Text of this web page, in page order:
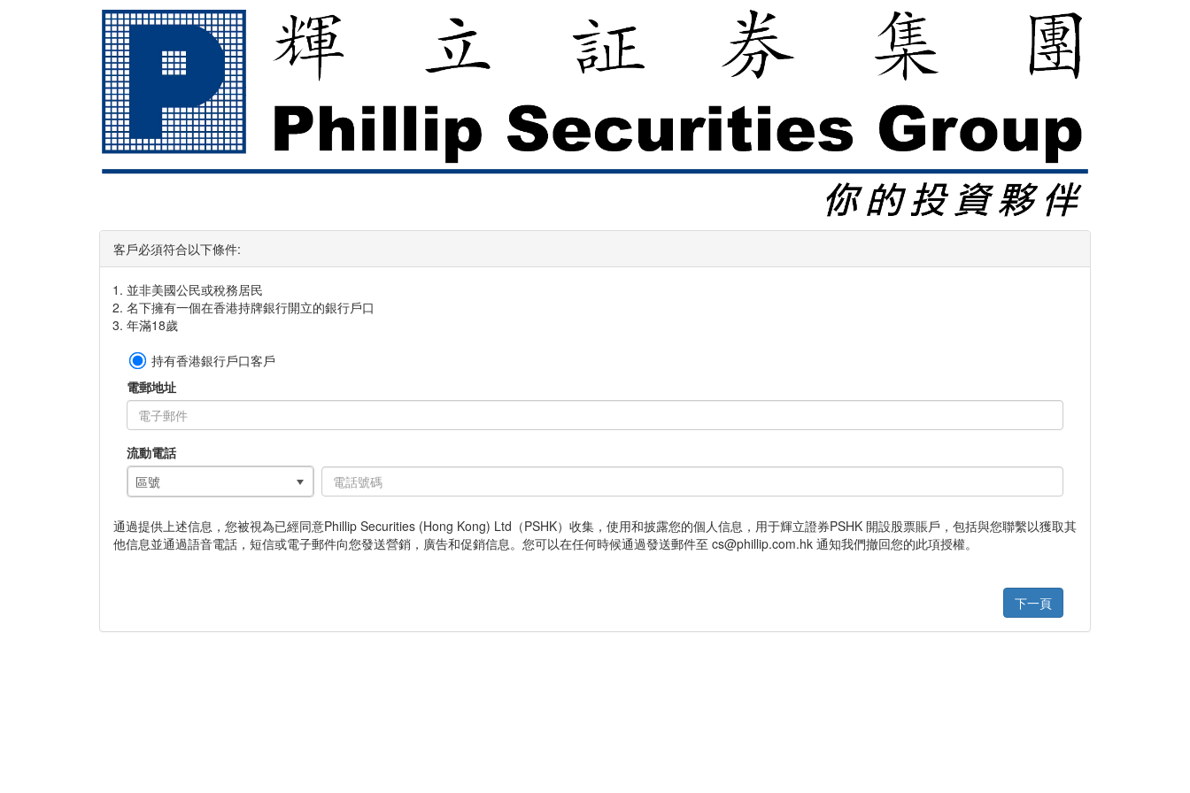
客戶必須符合以下條件:
並非美國公民或稅務居民
名下擁有一個在香港持牌銀行開立的銀行戶口
年滿18歲
持有香港銀行戶口客戶
電郵地址
流動電話
區號
通過提供上述信息，您被視為已經同意Phillip Securities (Hong Kong) Ltd（PSHK）收集，使用和披露您的個人信息，用于輝立證券PSHK 開設股票賬戶，包括與您聯繫以獲取其
他信息並通過語音電話，短信或電子郵件向您發送營銷，廣告和促銷信息。您可以在任何時候通過發送郵件至 cs@phillip.com.hk 通知我們撤回您的此項授權。
下一頁